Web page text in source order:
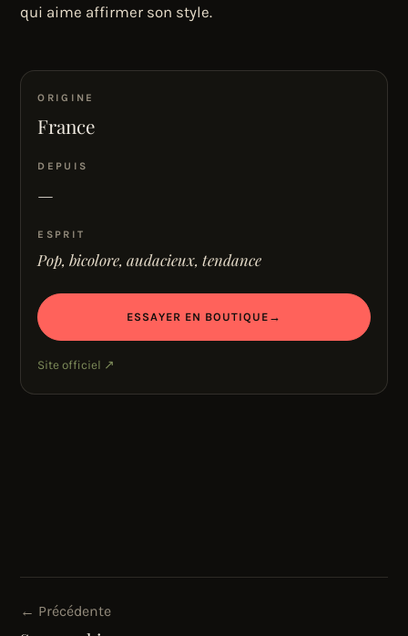
qui aime affirmer son style.
ORIGINE
France
DEPUIS
—
ESPRIT
Pop, bicolore, audacieux, tendance
ESSAYER EN BOUTIQUE →
Site officiel ↗
← Précédente